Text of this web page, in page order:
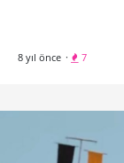
8 yıl önce · 7